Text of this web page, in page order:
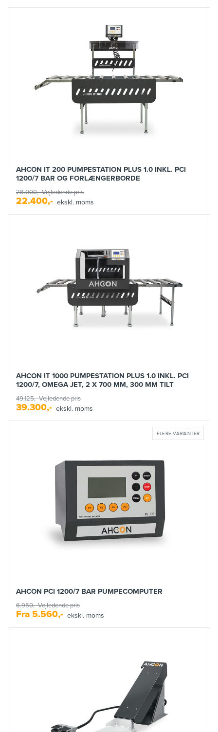
AHCON IT 200 PUMPESTATION PLUS 1.0 INKL. PCI
1200/7 BAR OG FORLÆNGERBORDE
28.000,-Vejledende pris
22.400,- ekskl. moms
AHCON IT 1000 PUMPESTATION PLUS 1.0 INKL. PCI
1200/7, OMEGA JET, 2 X 700 MM, 300 MM TILT
49.125,-Vejledende pris
39.300,- ekskl. moms
AHCON PCI 1200/7 BAR PUMPECOMPUTER
6.950,-Vejledende pris
Fra 5.560,- ekskl. moms
FLERE VARIANTER